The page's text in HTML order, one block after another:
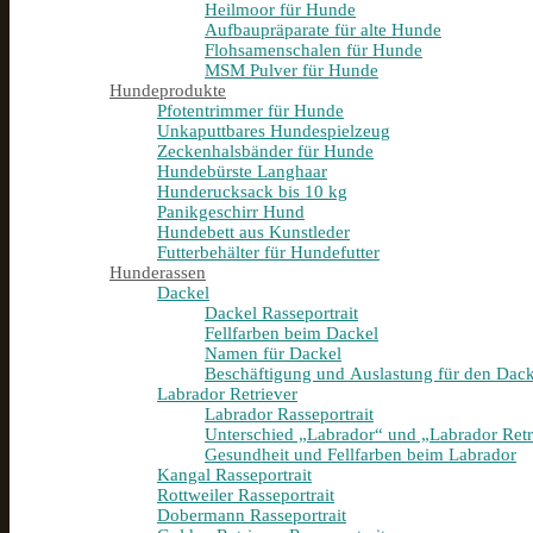
Heilmoor für Hunde
Aufbaupräparate für alte Hunde
Flohsamenschalen für Hunde
MSM Pulver für Hunde
Hundeprodukte
Pfotentrimmer für Hunde
Unkaputtbares Hundespielzeug
Zeckenhalsbänder für Hunde
Hundebürste Langhaar
Hunderucksack bis 10 kg
Panikgeschirr Hund
Hundebett aus Kunstleder
Futterbehälter für Hundefutter
Hunderassen
Dackel
Dackel Rasseportrait
Fellfarben beim Dackel
Namen für Dackel
Beschäftigung und Auslastung für den
Labrador Retriever
Labrador Rasseportrait
Unterschied „Labrador“ und „Labrador
Gesundheit und Fellfarben beim Labrador
Kangal Rasseportrait
Rottweiler Rasseportrait
Dobermann Rasseportrait